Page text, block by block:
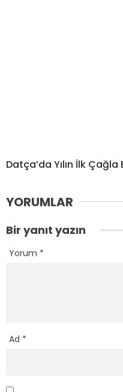
Datça’da Yılın İlk
YORUMLAR
Bir yanıt yazın
Yorum *
Ad *